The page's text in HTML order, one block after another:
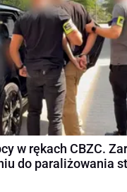
w rękach CBZC.
do paraliżowania